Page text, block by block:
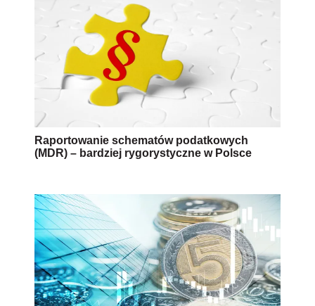
Raportowanie schematów podatkowych
(MDR) – bardziej rygorystyczne w Polsce